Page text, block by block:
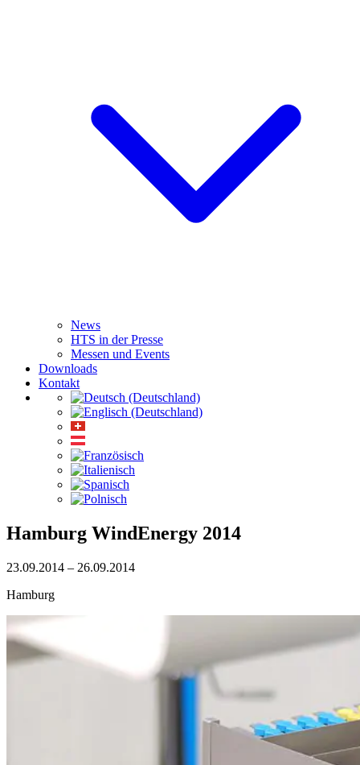
News
HTS in der Presse
Messen und Events
Downloads
Kontakt
Hamburg WindEnergy 2014
23.09.2014 – 26.09.2014
Hamburg